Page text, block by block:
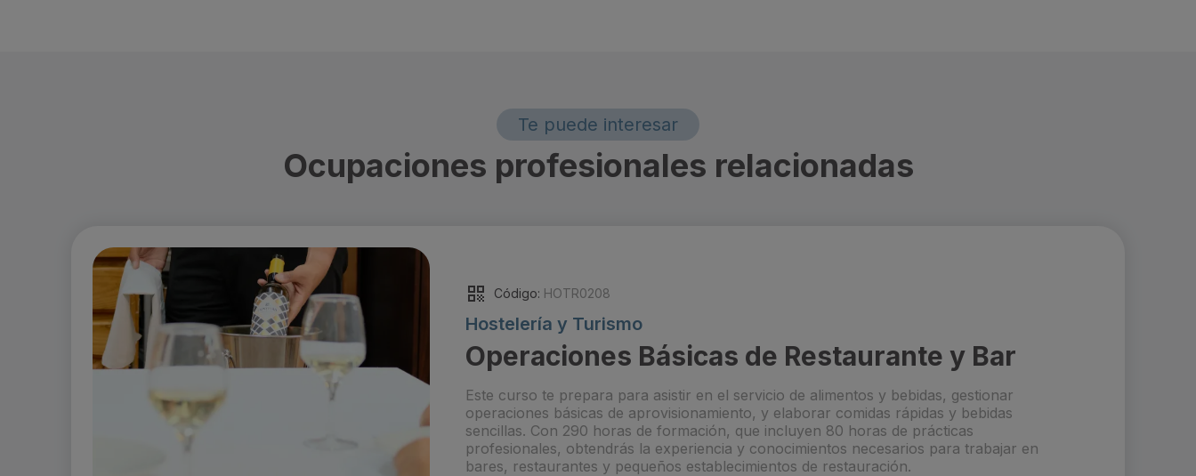
Te puede interesar
Ocupaciones profesionales relacionadas
Código: HOTR0208
Hostelería y Turismo
Operaciones Básicas de Restaurante y Bar
Este curso te prepara para asistir en el servicio de alimentos y bebidas, gestionar
operaciones básicas de aprovisionamiento, y elaborar comidas rápidas y bebidas
sencillas. Con 290 horas de formación, que incluyen 80 horas de prácticas
profesionales, obtendrás la experiencia y conocimientos necesarios para trabajar en
bares, restaurantes y pequeños establecimientos de restauración.